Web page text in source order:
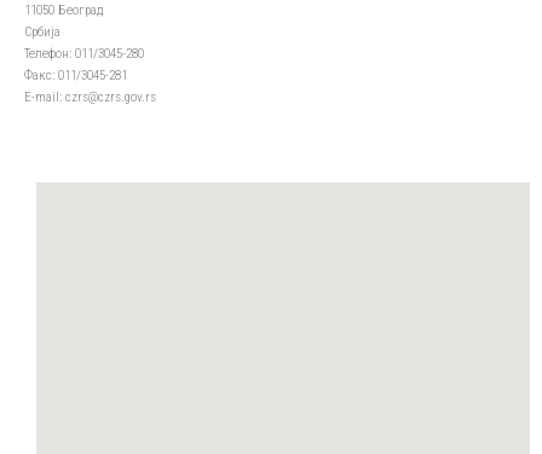
11050 Београд
Србија
Телефон: 011/3045-280
Факс: 011/3045-281
Е-mail: czrs@czrs.gov.rs